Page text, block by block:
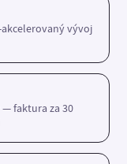
vývoj
— faktura za 30